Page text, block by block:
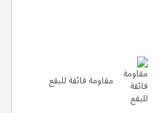
مقاومة فائقة للبقع